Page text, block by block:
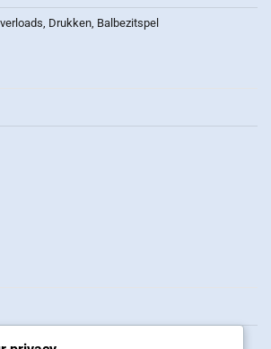
Drukken, Balbezitspel